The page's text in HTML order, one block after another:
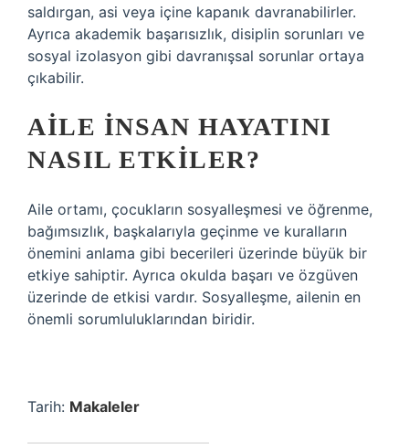
saldırgan, asi veya içine kapanık davranabilirler.
Ayrıca akademik başarısızlık, disiplin sorunları ve
sosyal izolasyon gibi davranışsal sorunlar ortaya
çıkabilir.
AILE INSAN HAYATINI
NASIL ETKILER?
Aile ortamı, çocukların sosyalleşmesi ve öğrenme,
bağımsızlık, başkalarıyla geçinme ve kuralların
önemini anlama gibi becerileri üzerinde büyük bir
etkiye sahiptir. Ayrıca okulda başarı ve özgüven
üzerinde de etkisi vardır. Sosyalleşme, ailenin en
önemli sorumluluklarından biridir.
Tarih: Makaleler